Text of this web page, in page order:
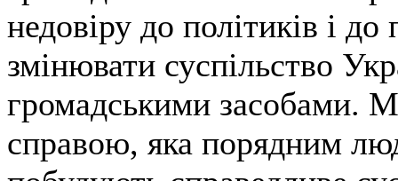
недовіру до політиків і
змінювати суспільство
громадськими засобами.
справою, яка порядним